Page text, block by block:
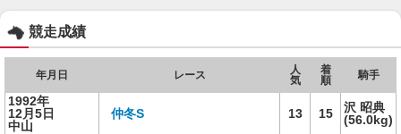
競走成績
年月日 レース
人
気
着
順
騎手
1992年
12月5日
中山
仲冬S 13 15
沢 昭典
(56.0kg)